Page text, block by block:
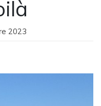
2023